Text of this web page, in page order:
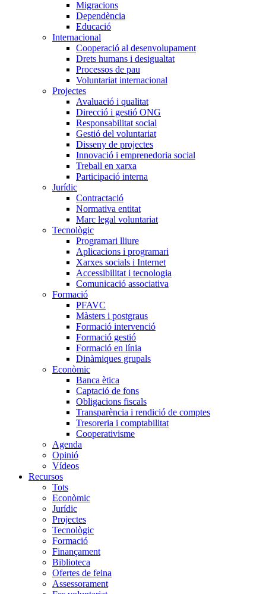
Migracions
Dependència
Educació
Internacional
Cooperació al desenvolupament
Drets humans i desigualtat
Processos de pau
Voluntariat internacional
Projectes
Avaluació i qualitat
Direcció i gestió ONG
Responsabilitat social
Gestió del voluntariat
Disseny de projectes
Innovació i emprenedoria social
Treball en xarxa
Participació interna
Jurídic
Contractació
Normativa entitat
Marc legal voluntariat
Tecnològic
Programari lliure
Aplicacions i programari
Xarxes socials i Internet
Accessibilitat i tecnologia
Comunicació associativa
Formació
PFAVC
Màsters i postgraus
Formació intervenció
Formació gestió
Formació en línia
Dinàmiques grupals
Econòmic
Banca ètica
Captació de fons
Obligacions fiscals
Transparència i rendició de comptes
Tresoreria i comptabilitat
Cooperativisme
Agenda
Opinió
Vídeos
Recursos
Tots
Econòmic
Jurídic
Projectes
Tecnològic
Formació
Finançament
Biblioteca
Ofertes de feina
Assessorament